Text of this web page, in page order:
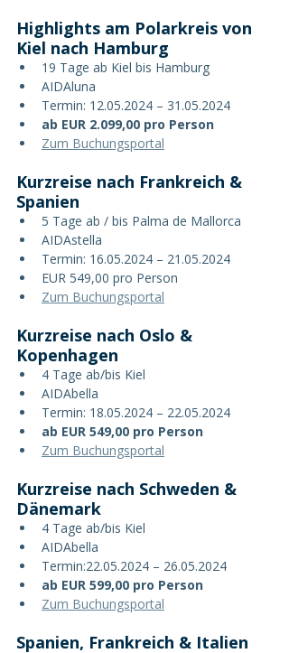
Highlights am Polarkreis von
Kiel nach Hamburg
19 Tage ab Kiel bis Hamburg
AIDAluna
Termin: 12.05.2024 – 31.05.2024
ab EUR 2.099,00 pro Person
Zum Buchungsportal
Kurzreise nach Frankreich &
Spanien
5 Tage ab / bis Palma de Mallorca
AIDAstella
Termin: 16.05.2024 – 21.05.2024
EUR 549,00 pro Person
Zum Buchungsportal
Kurzreise nach Oslo &
Kopenhagen
4 Tage ab/bis Kiel
AIDAbella
Termin: 18.05.2024 – 22.05.2024
ab EUR 549,00 pro Person
Zum Buchungsportal
Kurzreise nach Schweden &
Dänemark
4 Tage ab/bis Kiel
AIDAbella
Termin:22.05.2024 – 26.05.2024
ab EUR 599,00 pro Person
Zum Buchungsportal
Spanien, Frankreich & Italien